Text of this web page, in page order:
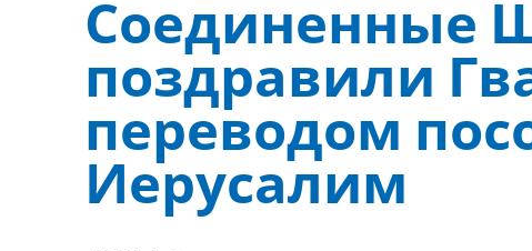
Соединенные
поздравили
переводом
Иерусалим